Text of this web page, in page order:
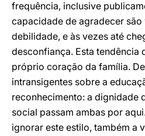
frequência, inclusive
capacidade de agradecer
debilidade, e às vezes até
desconfiança. Esta tendência
próprio coração da família.
intransigentes sobre a
reconhecimento: a dignidade
social passam ambas por
ignorar este estilo, também a